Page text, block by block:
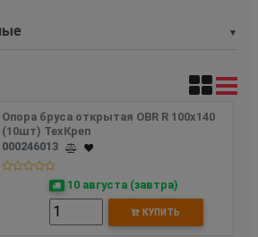
▼
Опора бруса открытая OBR R 100х140
(10шт) ТехКреп
000246013
10 августа (завтра)
КУПИТЬ